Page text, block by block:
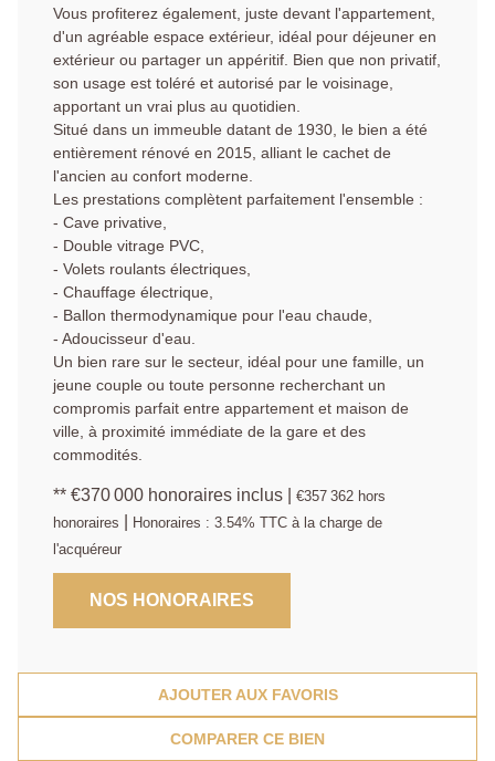
Vous profiterez également, juste devant l'appartement,
d'un agréable espace extérieur, idéal pour déjeuner en
extérieur ou partager un appéritif. Bien que non privatif,
son usage est toléré et autorisé par le voisinage,
apportant un vrai plus au quotidien.
Situé dans un immeuble datant de 1930, le bien a été
entièrement rénové en 2015, alliant le cachet de
l'ancien au confort moderne.
Les prestations complètent parfaitement l'ensemble :
- Cave privative,
- Double vitrage PVC,
- Volets roulants électriques,
- Chauffage électrique,
- Ballon thermodynamique pour l'eau chaude,
- Adoucisseur d'eau.
Un bien rare sur le secteur, idéal pour une famille, un
jeune couple ou toute personne recherchant un
compromis parfait entre appartement et maison de
ville, à proximité immédiate de la gare et des
commodités.
** €370 000 honoraires inclus €357 362 hors
honoraires
Honoraires : 3.54% TTC à la charge de
l'acquéreur
NOS HONORAIRES
AJOUTER AUX FAVORIS
COMPARER CE BIEN